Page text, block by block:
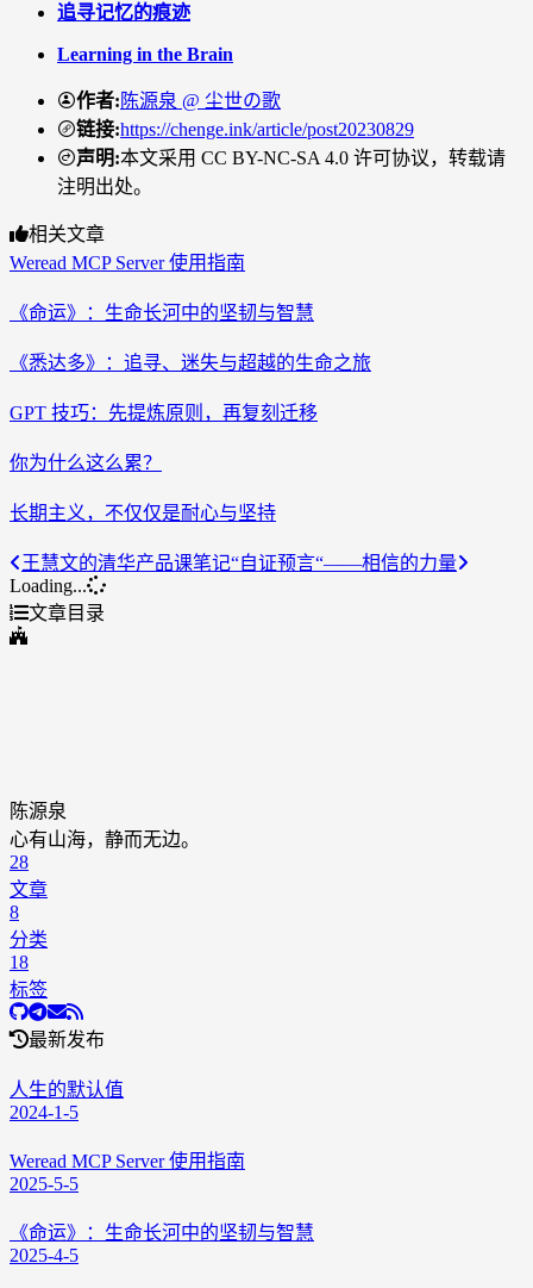
追寻记忆的痕迹
Learning in the Brain
作者: 陈源泉 @ 尘世の歌
链接:https://chenge.ink/article/post20230829
声明:本文采用 CC BY-NC-SA 4.0 许可协议，转载请
注明出处。
相关文章
Weread MCP Server 使用指南
《命运》：生命长河中的坚韧与智慧
《悉达多》：追寻、迷失与超越的生命之旅
GPT 技巧：先提炼原则，再复刻迁移
你为什么这么累？
长期主义，不仅仅是耐心与坚持
王慧文的清华产品课笔记“自证预言“——相信的力量
Loading...
文章目录
陈源泉
心有山海，静而无边。
28
文章
8
分类
18
标签
最新发布
人生的默认值
2024-1-5
Weread MCP Server 使用指南
2025-5-5
《命运》：生命长河中的坚韧与智慧
2025-4-5